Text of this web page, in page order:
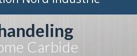
Carbide